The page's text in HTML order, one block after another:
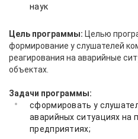
наук
Цель программы: Целью
формирование у слушателей
реагирования на аварийные
объектах.
Задачи программы:
сформировать у
аварийных ситуациях на
предприятиях;